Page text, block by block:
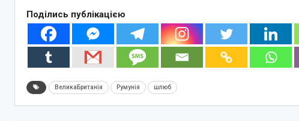
Поділись публікацією
ВеликаБританія Румунія шлюб